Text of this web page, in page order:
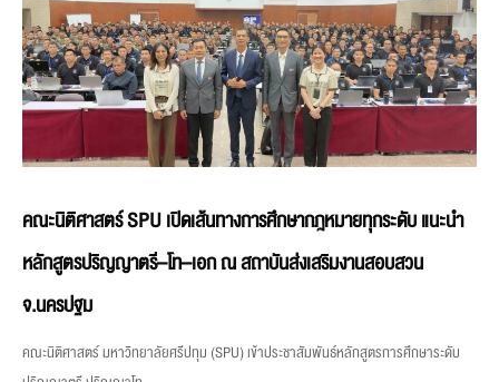
คณะนิติศาสตร์ SPU เปิดเส้นทางการศึกษากฎหมายทุกระดับ แนะนำ
หลักสูตรปริญญาตรี–โท–เอก ณ สถาบันส่งเสริมงานสอบสวน
จ.นครปฐม
คณะนิติศาสตร์ มหาวิทยาลัยศรีปทุม (SPU) เข้าประชาสัมพันธ์หลักสูตรการศึกษาระดับ